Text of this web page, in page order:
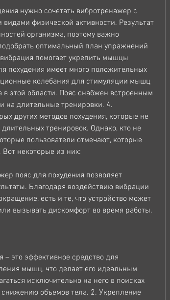
физической активности. Результат
организма, поэтому важно
оптимальный план упражнений
помогает укрепить мышцы
похудения имеет много положительных
колебания для стимуляции мышц
этой области. Пояс снабжен встроенным
на длительные тренировки. 4.
других методов похудения, которые не
тренировок. Однако, кто не
пользователи отмечают, которые
некоторые из них:
пояс для похудения позволяет
Благодаря воздействию вибрации
есть и те, что устройство может
вызывать дискомфорт во время работы.
это эффективное средство для
мышц, что делает его идеальным
исключительно на него в поисках
снижению объемов тела. 2. Укрепление